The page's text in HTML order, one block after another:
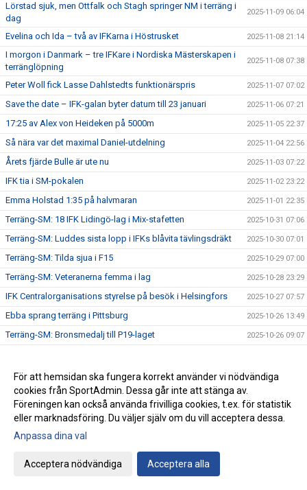
Lörstad sjuk, men Ottfalk och Stagh springer NM i terräng i
dag
2025-11-09 06:04
Evelina och Ida – två av IFKarna i Höstrusket 2025-11-08 21:14
I morgon i Danmark – tre IFKare i Nordiska Mästerskapen i
terränglöpning
2025-11-08 07:38
Peter Woll fick Lasse Dahlstedts funktionärspris 2025-11-07 07:02
Save the date – IFK-galan byter datum till 23 januari 2025-11-06 07:21
17:25 av Alex von Heideken på 5000m 2025-11-05 22:37
Så nära var det maximal Daniel-utdelning 2025-11-04 22:56
Årets fjärde Bulle är ute nu 2025-11-03 07:22
IFK tia i SM-pokalen 2025-11-02 23:22
Emma Holstad 1:35 på halvmaran 2025-11-01 22:35
Terräng-SM: 18 IFK Lidingö-lag i Mix-stafetten 2025-10-31 07:06
Terräng-SM: Luddes sista lopp i IFKs blåvita tävlingsdräkt 2025-10-30 07:01
Terräng-SM: Tilda sjua i F15 2025-10-29 07:00
Terräng-SM: Veteranerna femma i lag 2025-10-28 23:29
IFK Centralorganisations styrelse på besök i Helsingfors 2025-10-27 07:57
Ebba sprang terräng i Pittsburg 2025-10-26 13:49
Terräng-SM: Bronsmedalj till P19-laget 2025-10-26 09:07
Terräng-SM: Kassaskåpssäkert P19-guld till Kalle 2025-10-25 22:00
Terräng-SM: Silver till Nina i K55 2025-10-24 09:24
Terräng-SM: Veteran-silver till Kenneth Gysing 2025-10-23 08:03
Vilka fantastiska funktionärer vi har!
Terräng-SM: Dubbelt i lagtävlingen i P17
Stark trio juniorlöpare från IFK i Nordiska mästerskapen i
För att hemsidan ska fungera korrekt använder vi nödvändiga
cookies från SportAdmin. Dessa går inte att stänga av.
Föreningen kan också använda frivilliga cookies, t.ex. för statistik
eller marknadsföring. Du väljer själv om du vill acceptera dessa.
Anpassa dina val
Acceptera nödvändiga Acceptera alla